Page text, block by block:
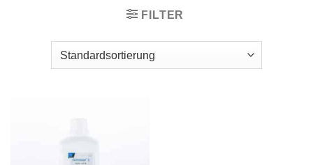
FILTER